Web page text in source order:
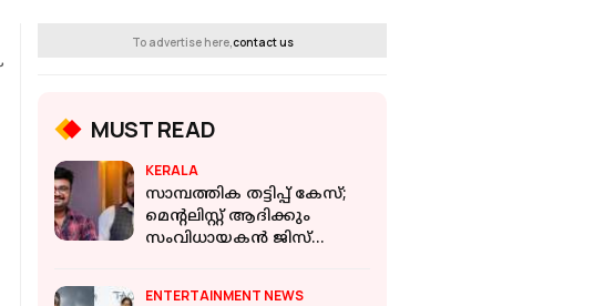
To advertise here, contact us
MUST READ
KERALA
സാമ്പത്തിക തട്ടിപ്പ് കേസ്;
മെന്റലിസ്റ്റ് ആദിക്കും
സംവിധായകന്‍ ജിസ്
ENTERTAINMENT NEWS